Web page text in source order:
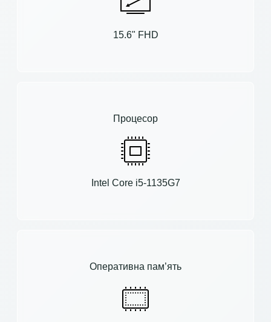
15.6" FHD
Процесор
Intel Core i5-1135G7
Оперативна пам’ять